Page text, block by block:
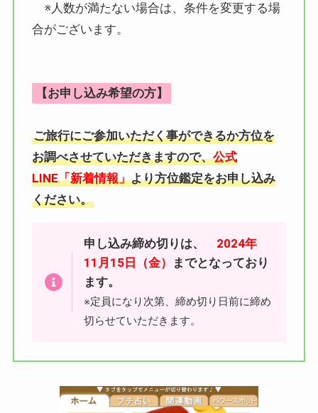
※人数が満たない場合は、条件を変更する場
合がございます。
【お申し込み希望の方】
ご旅行にご参加いただく事ができるか方位を
お調べさせていただきますので、公式
LINE「新着情報」より方位鑑定をお申し込み
ください。
申し込み締め切りは、
2024年
11月15日（金）
までとなっており
ます。
※定員になり次第、締め切り日前に締め
切らせていただきます。